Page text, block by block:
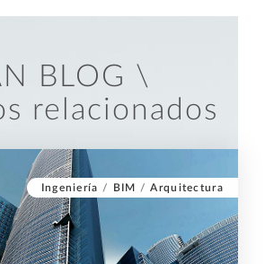
BLOG \
relacionados
Ingeniería / BIM /Arquitectura